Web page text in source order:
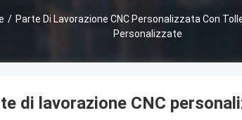
/ Parte Di Lavorazione CNC Personalizzata Con
Personalizzate
di lavorazione CNC